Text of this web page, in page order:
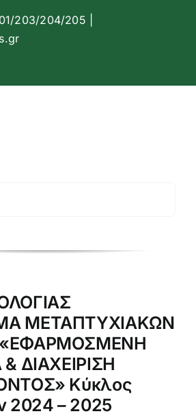
203/204/205 |
Βιολογίας
Σπουδών
ΜΕΤΑΠΤΥΧΙΑΚΩΝ
ΔΙΑΧΕΙΡΙΣΗ
Κύκλος
2024 – 2025